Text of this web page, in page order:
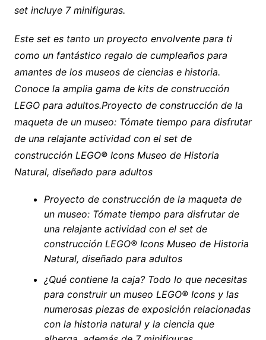
set incluye 7 minifiguras.
Este set es tanto un proyecto envolvente para ti
como un fantástico regalo de cumpleaños para
amantes de los museos de ciencias e historia.
Conoce la amplia gama de kits de construcción
LEGO para adultos.Proyecto de construcción de la
maqueta de un museo: Tómate tiempo para disfrutar
de una relajante actividad con el set de
construcción LEGO® Icons Museo de Historia
Natural, diseñado para adultos
Proyecto de construcción de la maqueta de
un museo: Tómate tiempo para disfrutar de
una relajante actividad con el set de
construcción LEGO® Icons Museo de Historia
Natural, diseñado para adultos
¿Qué contiene la caja? Todo lo que necesitas
para construir un museo LEGO® Icons y las
numerosas piezas de exposición relacionadas
con la historia natural y la ciencia que